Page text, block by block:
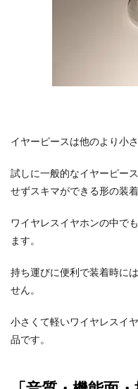
イヤーピースは他のより小さ
試しに一般的なイヤーピー
せずスキマができる形の装
ワイヤレスイヤホンの中で
ます。
持ち運びに便利で装着時に
せん。
小さくて軽いワイヤレスイ
品です。